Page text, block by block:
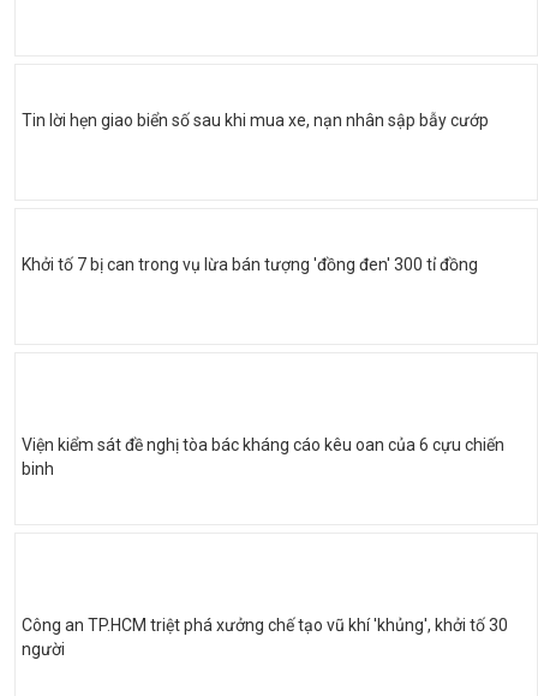
Tin lời hẹn giao biển số sau khi mua xe, nạn nhân sập bẫy cướp
Khởi tố 7 bị can trong vụ lừa bán tượng 'đồng đen' 300 tỉ đồng
Viện kiểm sát đề nghị tòa bác kháng cáo kêu oan của 6 cựu chiến
binh
Công an TP.HCM triệt phá xưởng chế tạo vũ khí 'khủng', khởi tố 30
người